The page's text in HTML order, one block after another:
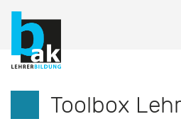
Toolbox